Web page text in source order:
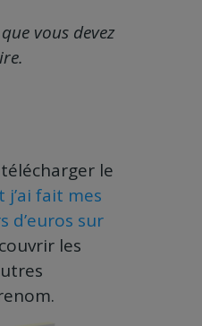
vous devez
le
j’ai fait mes
d’euros sur
les